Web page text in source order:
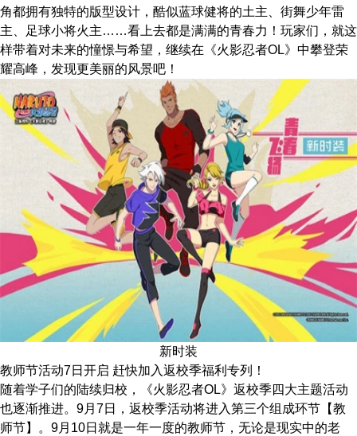
角都拥有独特的版型设计，酷似蓝球健将的土主、街舞少年雷
主、足球小将火主……看上去都是满满的青春力！玩家们，就这
样带着对未来的憧憬与希望，继续在《火影忍者OL》中攀登荣
耀高峰，发现更美丽的风景吧！
新时装
教师节活动7日开启 赶快加入返校季福利专列！
随着学子们的陆续归校，《火影忍者OL》返校季四大主题活动
也逐渐推进。9月7日，返校季活动将进入第三个组成环节【教
师节】。9月10日就是一年一度的教师节，无论是现实中的老